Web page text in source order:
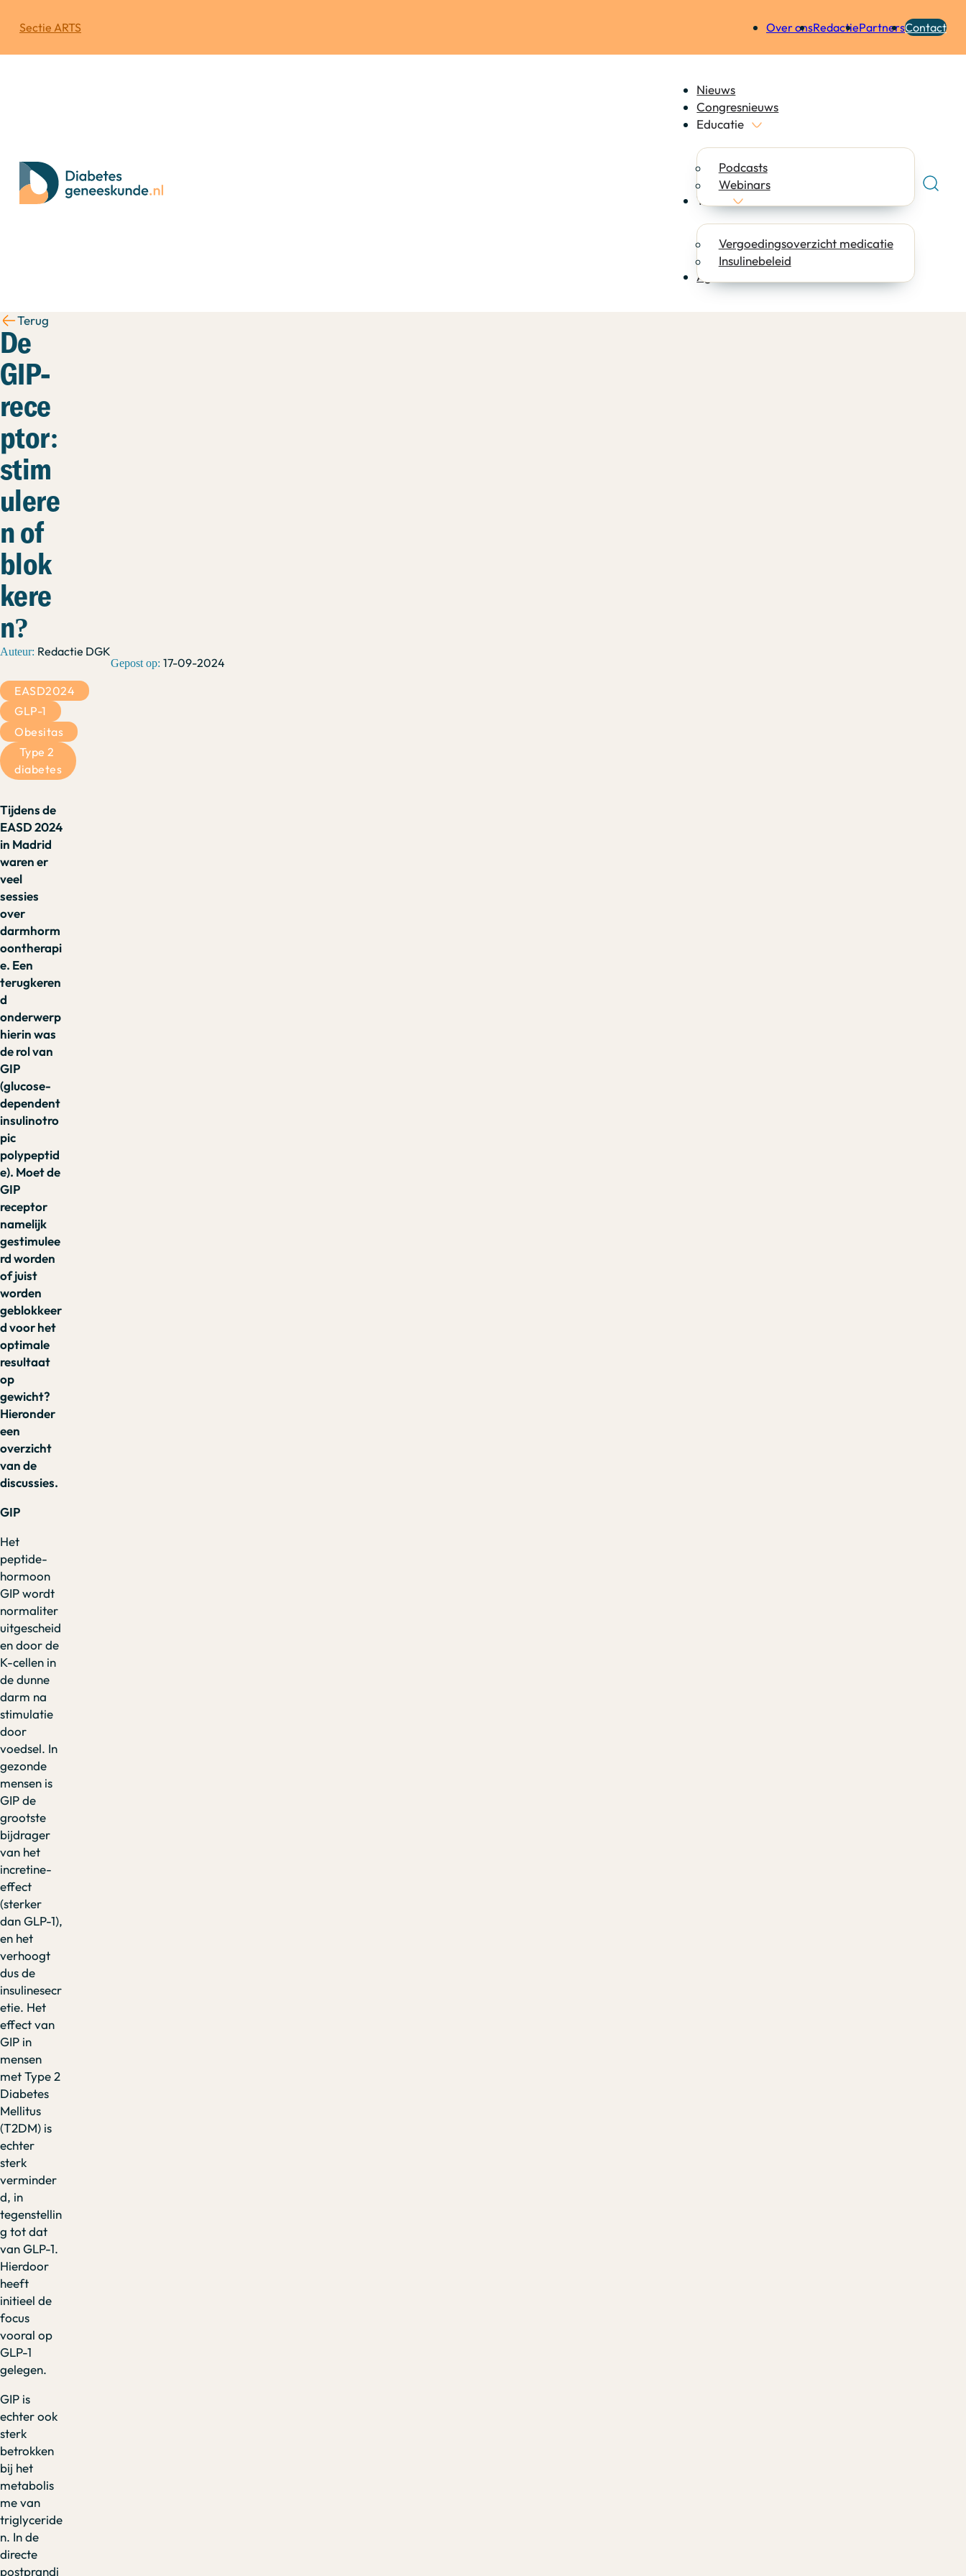
Sectie ARTS Over onsRedactiePartnersContact
Nieuws
Congresnieuws
Educatie
Podcasts
Webinars
Tools
Vergoedingsoverzicht medicatie
Insulinebeleid
Agenda
Terug
De
GIP-
rece
ptor:
stim
ulere
n of
blok
kere
n?
Redactie DGK
17-09-2024
EASD2024
GLP-1
Obesitas
Type 2
diabetes
Tijdens de
EASD 2024
in Madrid
waren er
veel
sessies
over
darmhorm
oontherapi
e. Een
terugkeren
d
onderwerp
hierin was
de rol van
GIP
(glucose-
dependent
insulinotro
pic
polypeptid
e). Moet de
GIP
receptor
namelijk
gestimulee
rd worden
of juist
worden
geblokkeer
d voor het
optimale
resultaat
op
gewicht?
Hieronder
een
overzicht
van de
discussies.
GIP
Het
peptide-
hormoon
GIP wordt
normaliter
uitgescheid
en door de
K-cellen in
de dunne
darm na
stimulatie
door
voedsel. In
gezonde
mensen is
GIP de
grootste
bijdrager
van het
incretine-
effect
(sterker
dan GLP-1),
en het
verhoogt
dus de
insulinesecr
etie. Het
effect van
GIP in
mensen
met Type 2
Diabetes
Mellitus
(T2DM) is
echter
sterk
verminder
d, in
tegenstellin
g tot dat
van GLP-1.
Hierdoor
heeft
initieel de
focus
vooral op
GLP-1
gelegen.
GIP is
echter ook
sterk
betrokken
bij het
metabolis
me van
triglyceride
n. In de
directe
postprandi